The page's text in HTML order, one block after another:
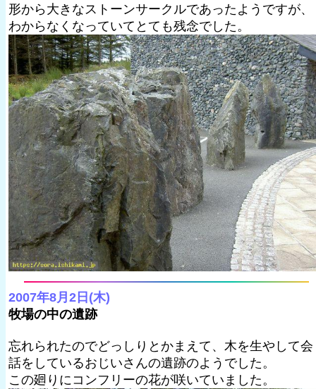
形から大きなストーンサークルであったようですが、
わからなくなっていてとても残念でした。
2007年8月2日(木)
牧場の中の遺跡
忘れられたのでどっしりとかまえて、木を生やして会
話をしているおじいさんの遺跡のようでした。
この廻りにコンフリーの花が咲いていました。